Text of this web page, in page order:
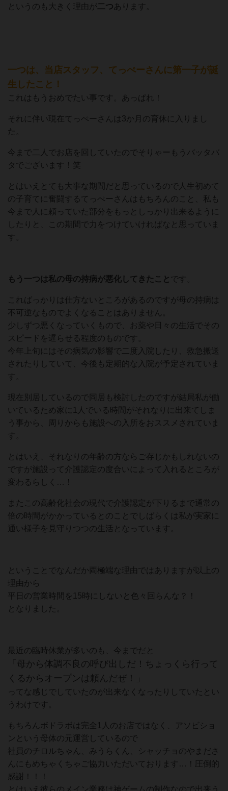
というのも大きく理由が 二つあります。
一つは、当店スタッフ、てっぺーさんに第一子が誕
生したこと！
これはもうおめでたい事です。あっぱれ！
それに伴い現在てっぺーさんは3か月の育休に入りまし
た。
今まで二人でお店を回していたのでそりゃーもうバッタバ
タでございます！笑
とはいえとても大事な期間だと思っているので人生初めて
の子育てに奮闘するてっぺーさんはもちろんのこと、私も
今まで人に頼っていた部分をもっとしっかり出来るように
したりと、この期間で力をつけていければなと思っていま
す。
もう一つは私の母の持病が悪化してきたこと です。
こればっかりは仕方ないところがあるのですが母の持病は
不可逆なものでよくなることはありません。
少しずつ悪くなっていくもので、お薬や日々の生活でその
スピードを遅らせる程度のものです。
今年上旬にはその病気の影響で二度入院したり、救急搬送
されたりしていて、今後も定期的な入院が予定されていま
す。
現在別居しているので同居も検討したのですが結局私が働
いているため家に1人でいる時間がそれなりに出来てしま
う事から、周りからも施設への入所をおススメされていま
す。
とはいえ、それなりの年齢の方ならご存じかもしれないの
ですが施設って介護認定の度合いによって入れるところが
変わるらしく…！
またこの高齢化社会の現代で介護認定が下りるまで通常の
倍の時間がかかっているとのことでしばらくは私が実家に
通い様子を見守りつつの生活となっています。
ということでなんだか両極端な理由ではありますが以上の
理由から
平日の営業時間を15時にしないと色々回らんな？！
となりました。
最近の臨時休業が多いのも、今までだと
「母から体調不良の呼び出しだ！ちょっくら行って
くるからオープンは頼んだぜ！」
ってな感じでしていたのが出来なくなったりしていたとい
うわけです。
もちろんボドラボは完全1人のお店ではなく、アソビショ
ンという母体の元運営しているので
社員のチロルちゃん、みうらくん、シャッチョのやまださ
んにもめちゃくちゃご協力いただいております…！圧倒的
感謝！！！
とはいえ彼らのメイン業務は神ゲームの制作なので出来う